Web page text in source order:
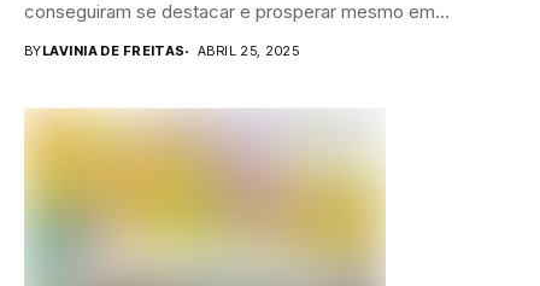
conseguiram se destacar e prosperar mesmo em
BYLAVINIA DE FREITAS ABRIL 25, 2025